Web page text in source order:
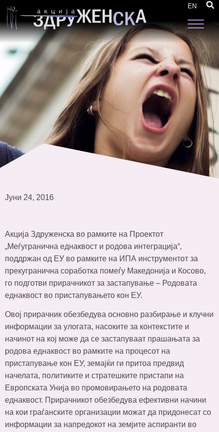
EN
ЕУ – Прирачник за застапување
Јуни 24, 2016
Акција Здруженска во рамките на Проектот
„Меѓугранична еднаквост и родова интеграција“,
поддржан од ЕУ во рамките на ИПА инструментот за
прекугранична соработка помеѓу Македонија и Косово,
го подготви прирачникот за застапување – Родовата
еднаквост во пристапувањето кон ЕУ.
Овој прирачник обезбедува основно разбирање и клучни
информации за улогата, насоките за контекстите и
начинот на кој може да се застапуваат прашањата за
родова еднаквост во рамките на процесот на
пристапување кон ЕУ, земајќи ги притоа предвид
начелата, политиките и стратешките пристапи на
Европската Унија во промовирањето на родовата
еднаквост. Прирачникот обезбедува ефективни начини
на кои граѓанските организации можат да придонесат со
информации за напредокот на земјите аспиранти во